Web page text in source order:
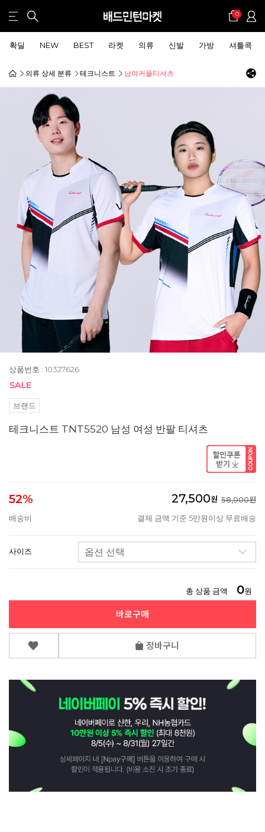
0
확딜 NEW BEST 라켓 의류 신발 가방 셔틀콕
의류 상세 분류 테크니스트 남여커플티셔츠
상품번호 : 10327626
브랜드
테크니스트 TNT5520 남성 여성 반팔 티셔츠
52% 27,500원 58,000원
배송비
결제 금액 기준 5만원이상 무료배송
사이즈
총 상품 금액 0원
바로구매
장바구니